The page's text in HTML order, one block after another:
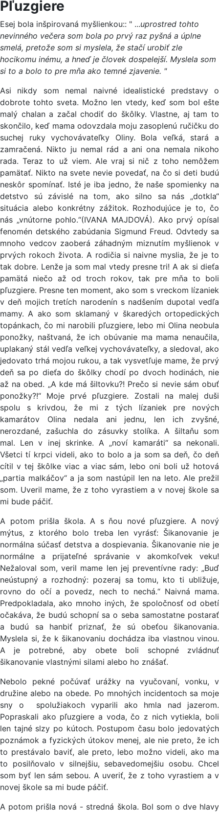
Pľuzgiere
Esej bola inšpirovaná myšlienkou:: " ...uprostred tohto
nevinného večera som bola po prvý raz pyšná a úplne
smelá, pretože som si myslela, že stačí urobiť zle
hocikomu inému, a hneď je človek dospelejší. Myslela som
si to a bolo to pre mňa ako temné zjavenie. "
Asi nikdy som nemal naivné idealistické predstavy o
dobrote tohto sveta. Možno len vtedy, keď som bol ešte
malý chalan a začal chodiť do škôlky. Vlastne, aj tam to
skončilo, keď mama odovzdala moju zasoplenú ručičku do
suchej ruky vychovávateľky Oliny. Bola veľká, stará a
zamračená. Nikto ju nemal rád a ani ona nemala nikoho
rada. Teraz to už viem. Ale vraj si nič z toho nemôžem
pamätať. Nikto na svete nevie povedať, na čo si deti budú
neskôr spomínať. Isté je iba jedno, že naše spomienky na
detstvo sú závislé na tom, ako silno sa nás „dotkla“
situácia alebo konkrétny zážitok. Rozhodujúce je to, čo
nás „vnútorne pohlo.“(IVANA MAJDOVÁ). Ako prvý opísal
fenomén detského zabúdania Sigmund Freud. Odvtedy sa
mnoho vedcov zaoberá záhadným miznutím myšlienok v
prvých rokoch života. A rodičia si naivne myslia, že je to
tak dobre. Lenže ja som mal vtedy presne tri! A ak si dieťa
pamätá niečo až od troch rokov, tak pre mňa to boli
pľuzgiere. Presne ten moment, ako som s vreckom lízaniek
v deň mojich tretích narodenín s nadšením dupotal vedľa
mamy. A ako som sklamaný v škaredých ortopedických
topánkach, čo mi narobili pľuzgiere, lebo mi Olina neobula
ponožky, naštvaná, že ich obúvanie ma mama nenaučila,
uplakaný stál vedľa veľkej vychovávateľky, a sledoval, ako
jedovato trhá mojou rukou, a tak vysvetľuje mame, že prvý
deň sa po dieťa do škôlky chodí po dvoch hodinách, nie
až na obed. „A kde má šiltovku?! Prečo si nevie sám obuť
ponožky?!“ Moje prvé pľuzgiere. Zostali na malej duši
spolu s krivdou, že mi z tých lízaniek pre nových
kamarátov Olina nedala ani jednu, len ich zvyšné,
nerozdané, zašuchla do zásuvky stolíka. A šiltaňu som
mal. Len v inej skrinke. A „noví kamaráti“ sa nekonali.
Všetci tí krpci videli, ako to bolo a ja som sa deň, čo deň
cítil v tej škôlke viac a viac sám, lebo oni boli už hotová
„partia malkáčov“ a ja som nastúpil len na leto. Ale prežil
som. Uveril mame, že z toho vyrastiem a v novej škole sa
mi bude páčiť.
A potom prišla škola. A s ňou nové pľuzgiere. A nový
mýtus, z ktorého bolo treba len vyrásť: Šikanovanie je
normálna súčasť detstva a dospievania. Šikanovanie nie je
normálne a prijateľné správanie v akomkoľvek veku!
Nežaloval som, veril mame len jej preventívne rady: „Buď
neústupný a rozhodný: pozeraj sa tomu, kto ti ubližuje,
rovno do očí a povedz, nech to nechá.“ Naivná mama.
Predpokladala, ako mnoho iných, že spoločnosť od obetí
očakáva, že budú schopní sa o seba samostatne postarať
a budú sa hanbiť priznať, že sú obeťou šikanovania.
Myslela si, že k šikanovaniu dochádza iba vlastnou vinou.
A je potrebné, aby obete boli schopné zvládnuť
šikanovanie vlastnými silami alebo ho znášať.
Nebolo pekné počúvať urážky na vyučovaní, vonku, v
družine alebo na obede. Po mnohých incidentoch sa moje
sny o spolužiakoch vyparili ako hmla nad jazerom.
Popraskali ako pľuzgiere a voda, čo z nich vytiekla, boli
len tajné slzy po kútoch. Postupom času bolo jedovatých
poznámok a fyzických útokov menej, ale nie preto, že ich
to prestávalo baviť, ale preto, lebo možno videli, ako ma
to posilňovalo v silnejšiu, sebavedomejšiu osobu. Chcel
som byť len sám sebou. A uveriť, že z toho vyrastiem a v
novej škole sa mi bude páčiť.
A potom prišla nová - stredná škola. Bol som o dve hlavy